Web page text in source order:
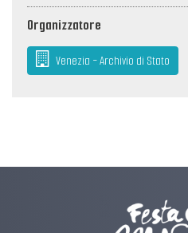
Organizzatore
Venezia - Archivio di Stato